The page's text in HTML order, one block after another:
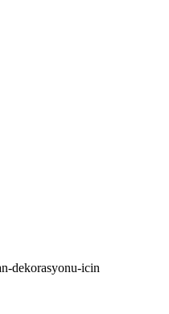
dekorasyonu-icin